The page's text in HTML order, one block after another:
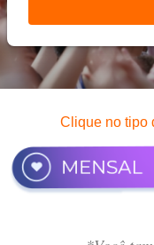
Clique no tipo